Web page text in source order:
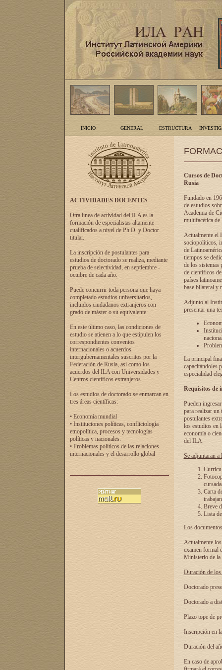
INICIO GENERAL ESTRUCTURA
ACTIVIDADES DOCENTES
Otra línea de actividad del ILA es la
formación de especialistas altamente
cualificados a nivel de Ph.D. y Doctor
titular.
La inscripción de postulantes para
estudios de doctorado se realiza, mediante
prueba de selectividad, en septiembre -
octubre de cada año.
Puede concurrir toda persona que haya
completado estudios universitarios,
incluidos ciudadanos extranjeros con
grado de máster o su equivalente.
En este último caso, las condiciones de
estudio se atienen a lo que estipulen los
correspondientes convenios
internacionales o acuerdos
intergubernamentales suscritos por la
Federación de Rusia, así como los
acuerdos del ILA con Universidades y
Centros científicos extranjeros.
Los estudios de doctorado se enmarcan en
tres áreas científicas:
• Economía mundial
• Instituciones políticas, conflictología
etnopolítica, procesos y tecnologías
políticas y nacionales.
• Problemas políticos de las relaciones
internacionales y el desarrollo global
Cursos de
Rusia
Fundado en
de estudios
Academia de
multifacética de
Actualmente el
sociopolíticos,
de
tiempos se
de los sistemas
de científicos
países
base bilateral y
Adjunto al
presentar una
La principal
capacitándoles
especialidad
Requisitos de
Pueden
para realizar un
postulantes
los estudios en
economía o
del ILA.
Se adjuntaran a
Carta
Breve
Lista
Los
Actualmente
examen formal
Ministerio de la
Duración de
Doctorado
Doctorado a
Plazo tope de
Inscripción en
Duración del
En caso de